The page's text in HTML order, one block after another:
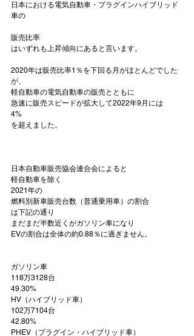
日本における電気自動車・プラグインハイブリッド
販売比率
はいずれも上昇傾向にあると言います。
2020年は販売比率1％を下回る月がほとんどでした
が、
軽自動車の電気自動車の販売とともに
急速に販売スピードが拡大して2022年9月には
4%
を超えました。
日本自動車販売協会連合会によると
軽自動車を除く
2021年の
燃料別新車販売台数（普通乗用車）の割合
は下記の通り
まだまだ半数近くがガソリン車になり
EVの割合は全体の約0.88％に過ぎません。
ガソリン車
118万3128台
49.30%
HV（ハイブリッド車）
102万7104台
42.80%
PHEV（プラグイン・ハイブリッド車）